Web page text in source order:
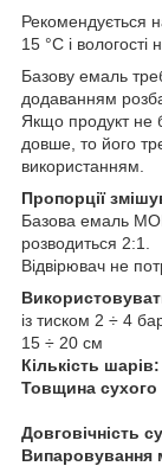
Рекомендується
15 °C і вологості
Базову емаль
додаванням
Якщо продукт не
довше, то його
використанням.
Пропорції
Базова емаль
розводиться 2:1.
Відвірювач не
із тиском 2 ÷ 4
15 ÷ 20 см
Кількість шарів:
Товщина сухого
Довговічність
Випаровування